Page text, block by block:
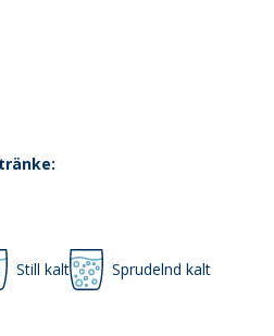
Still kalt Sprudelnd kalt